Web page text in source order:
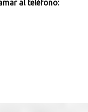
al teléfono: